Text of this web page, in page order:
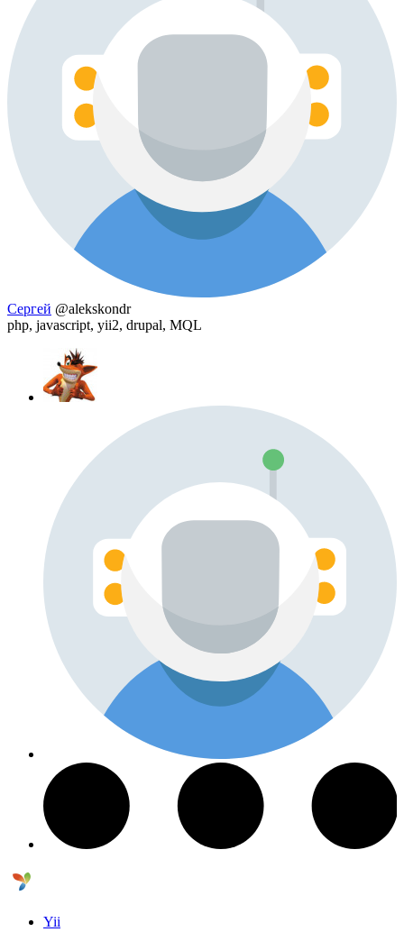
Сергей @alekskondr
php, javascript, yii2, drupal, MQL
Yii